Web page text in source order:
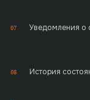
07 Уведомления о
08 История